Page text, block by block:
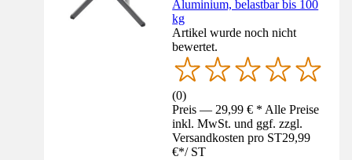
Aluminium, belastbar bis 100
kg
Artikel wurde noch nicht
bewertet.
(0)
Preis — 29,99 € * Alle Preise
inkl. MwSt. und ggf. zzgl.
Versandkosten pro ST29,99
€*/ ST